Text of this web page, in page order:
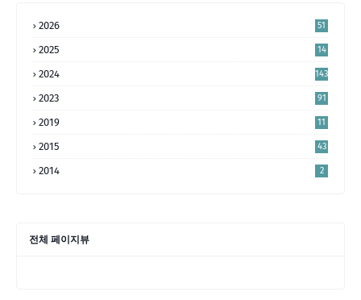
2026 51
2025
14
2024 143
2023 91
2019 11
2015 43
2014 2
전체 페이지뷰